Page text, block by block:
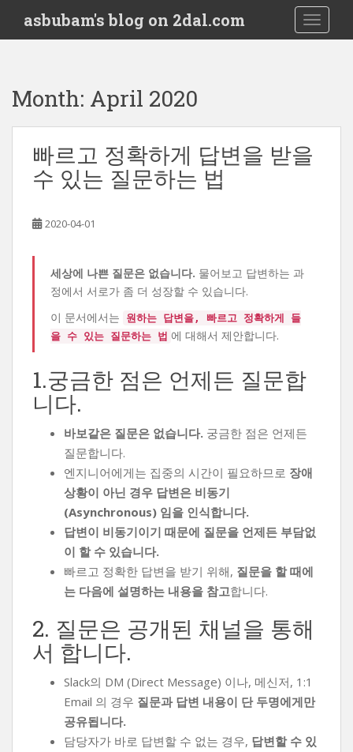
i
asbubam's blog on 2dal.com
Month: April 2020
빠르고 정확하게 답변을 받을
수 있는 질문하는 법
2020-04-01
세상에 나쁜 질문은 없습니다. 물어보고 답변하는 과
정에서 서로가 좀 더 성장할 수 있습니다.
이 문서에서는
원하는 답변을, 빠르고 정확하게 들
을 수 있는 질문하는 법 에 대해서 제안합니다.
1.궁금한 점은 언제든 질문합
니다.
바보같은 질문은 없습니다. 궁금한 점은 언제든
질문합니다.
엔지니어에게는 집중의 시간이 필요하므로 장애
상황이 아닌 경우 답변은 비동기
(Asynchronous) 임을 인식합니다.
답변이 비동기이기 때문에 질문을 언제든 부담없
이 할 수 있습니다.
빠르고 정확한 답변을 받기 위해, 질문을 할 때에
는 다음에 설명하는 내용을 참고합니다.
2. 질문은 공개된 채널을 통해
서 합니다.
Slack의 DM (Direct Message) 이나, 메신저, 1:1
Email 의 경우 질문과 답변 내용이 단 두명에게만
공유됩니다.
담당자가 바로 답변할 수 없는 경우, 답변할 수 있